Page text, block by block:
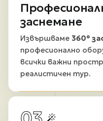
заснемане
Извършваме 360°
професионално
всички важни
реалистичен тур.